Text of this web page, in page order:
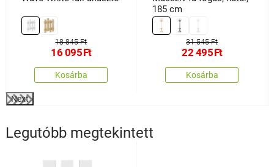
18 845 Ft
16 095Ft
Kosárba
185 cm
31 545 Ft
22 495Ft
Kosárba
Next
Legutóbb megtekintett